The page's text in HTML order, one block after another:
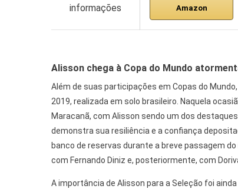
informações
Amazon
Alisson chega à Copa do Mundo
Além de suas participações em Copas do
2019, realizada em solo brasileiro. Naquela
Maracanã, com Alisson sendo um dos
demonstra sua resiliência e a confiança
banco de reservas durante a breve passagem
com Fernando Diniz e, posteriormente, com
A importância de Alisson para a Seleção foi